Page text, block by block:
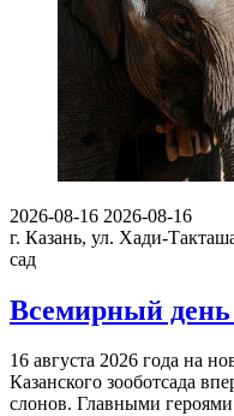
2026-08-16 2026-08-16
г. Казань, ул. Хади-
сад
Всемирный день
16 августа 2026 года на
Казанского зооботсада
слонов. Главными